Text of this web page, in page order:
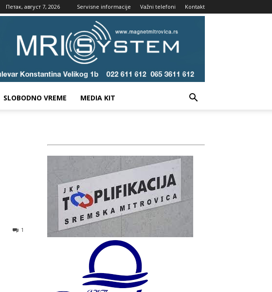
Петак, август 7, 2026 Servisne informacije Važni telefoni Kontakt
SLOBODNO VREME MEDIA KIT
1